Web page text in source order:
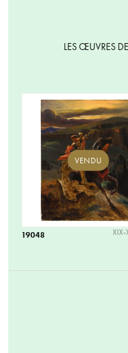
LES ŒUVRES
VENDU
19048 XIX-